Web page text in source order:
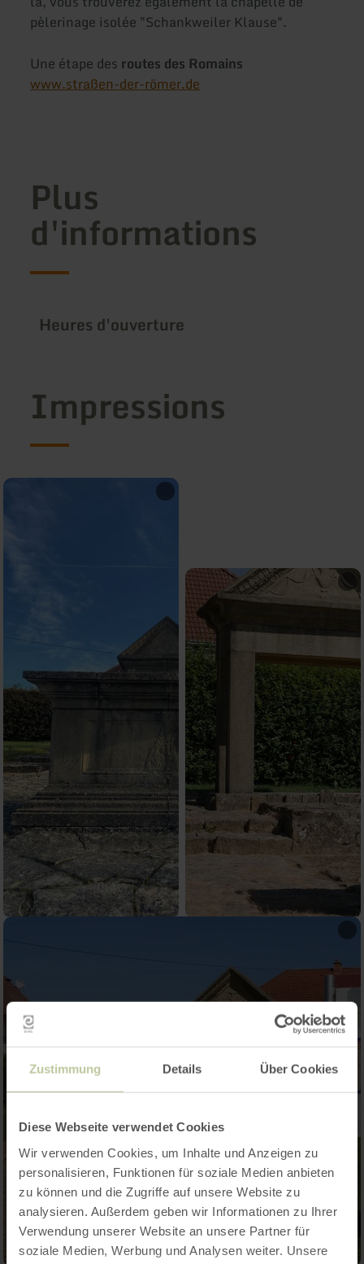
Zustimmung Details Über Cookies
Diese Webseite verwendet Cookies
Wir verwenden Cookies, um Inhalte und Anzeigen zu
personalisieren, Funktionen für soziale Medien anbieten
zu können und die Zugriffe auf unsere Website zu
analysieren. Außerdem geben wir Informationen zu Ihrer
Verwendung unserer Website an unsere Partner für
soziale Medien, Werbung und Analysen weiter. Unsere
pèlerinage isolée "Schankweiler Klause".
Une étape des routes des Romains
www.straßen-der-römer.de
Plus
d'informations
Heures d'ouverture
Impressions